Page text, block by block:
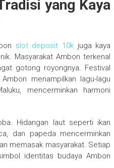
yang Kaya
slot deposit 10kjuga kaya
Masyarakat Ambon terkenal
gotong royongnya. Festival
menampilkan lagu-lagu
mencerminkan harmoni
Hidangan laut seperti ikan
dan papeda mencerminkan
memasak masyarakat. Setiap
identitas budaya Ambon